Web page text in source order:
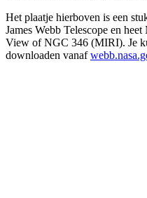
Het plaatje hierboven is een
James Webb Telescope en
View of NGC 346 (MIRI). Je
downloaden vanaf